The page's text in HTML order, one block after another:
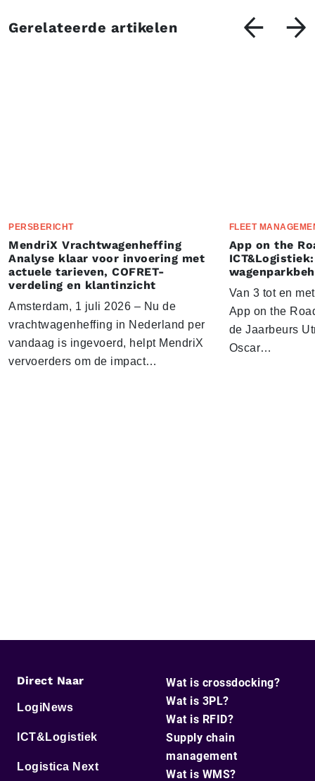
Gerelateerde artikelen
PERSBERICHT
MendriX Vrachtwagenheffing
Analyse klaar voor invoering met
actuele tarieven, COFRET-
verdeling en klantinzicht
Amsterdam, 1 juli 2026 – Nu de
vrachtwagenheffing in Nederland per
vandaag is ingevoerd, helpt MendriX
vervoerders om de impact…
FLEET
App on the
Van 3 tot en
App on the
de Jaarbeurs
Oscar…
Direct Naar
LogiNews
ICT&Logistiek
Logistica Next
Wat is crossdocking?
Wat is 3PL?
Wat is RFID?
Supply chain
management
Wat is WMS?